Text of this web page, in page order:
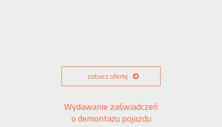
zobacz ofertę
Wydawanie zaświadczeń
o demontażu pojazdu